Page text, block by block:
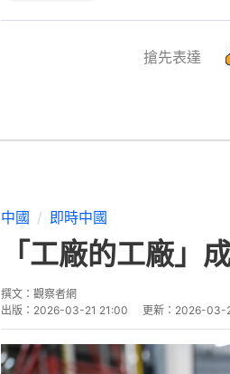
搶先表達
中國 即時中國
「工廠的工廠
撰文： 觀察者網
出版： 2026-03-21 21:00 更新： 2026-03-